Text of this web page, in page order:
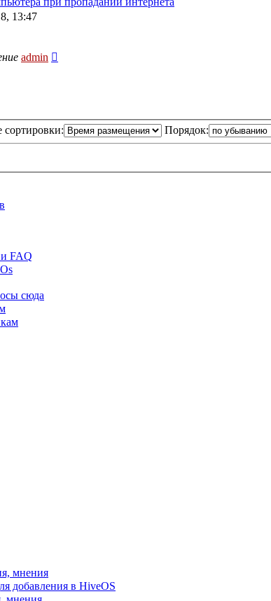
13:47
admin
сортировки: Порядок:
FAQ
сюда
мнения
добавления в HiveOS